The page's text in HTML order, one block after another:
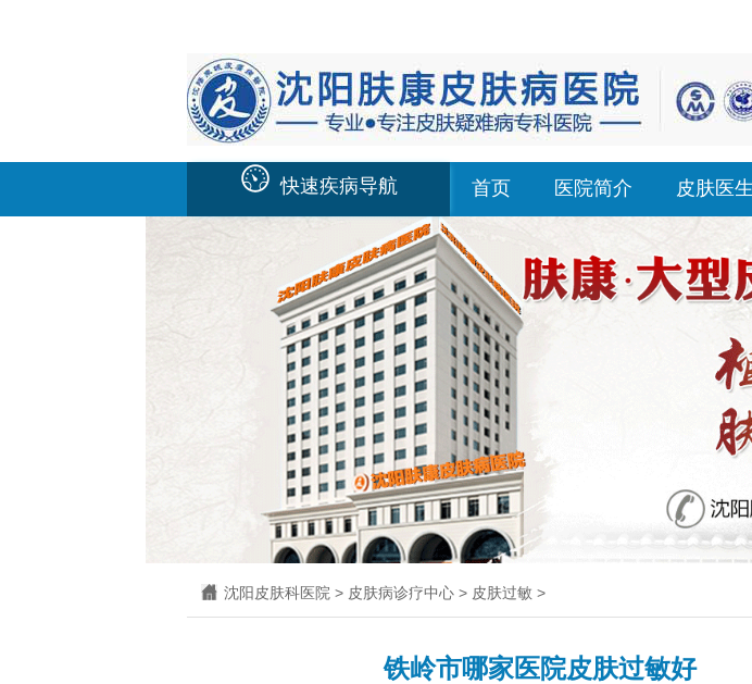
快速疾病导航 首页 医院简介 皮肤医生
沈阳皮肤科医院 > 皮肤病诊疗中心 > 皮肤过敏 >
铁岭市哪家医院皮肤过敏好